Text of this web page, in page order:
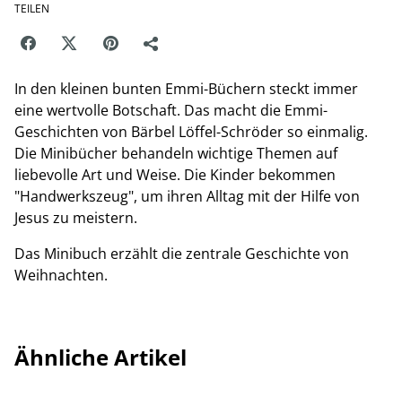
TEILEN
In den kleinen bunten Emmi-Büchern steckt immer
eine wertvolle Botschaft. Das macht die Emmi-
Geschichten von Bärbel Löffel-Schröder so einmalig.
Die Minibücher behandeln wichtige Themen auf
liebevolle Art und Weise. Die Kinder bekommen
"Handwerkszeug", um ihren Alltag mit der Hilfe von
Jesus zu meistern.
Das Minibuch erzählt die zentrale Geschichte von
Weihnachten.
Ähnliche Artikel